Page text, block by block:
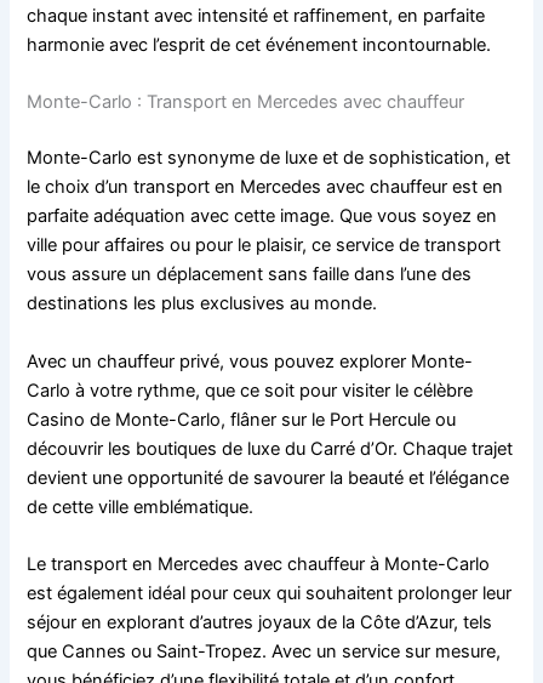
chaque instant avec intensité et raffinement, en parfaite
harmonie avec l’esprit de cet événement incontournable.
Monte-Carlo : Transport en Mercedes avec chauffeur
Monte-Carlo est synonyme de luxe et de sophistication, et
le choix d’un transport en Mercedes avec chauffeur est en
parfaite adéquation avec cette image. Que vous soyez en
ville pour affaires ou pour le plaisir, ce service de transport
vous assure un déplacement sans faille dans l’une des
destinations les plus exclusives au monde.
Avec un chauffeur privé, vous pouvez explorer Monte-
Carlo à votre rythme, que ce soit pour visiter le célèbre
Casino de Monte-Carlo, flâner sur le Port Hercule ou
découvrir les boutiques de luxe du Carré d’Or. Chaque trajet
devient une opportunité de savourer la beauté et l’élégance
de cette ville emblématique.
Le transport en Mercedes avec chauffeur à Monte-Carlo
est également idéal pour ceux qui souhaitent prolonger leur
séjour en explorant d’autres joyaux de la Côte d’Azur, tels
que Cannes ou Saint-Tropez. Avec un service sur mesure,